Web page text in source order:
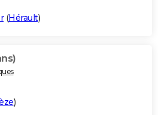
(Hérault)
)